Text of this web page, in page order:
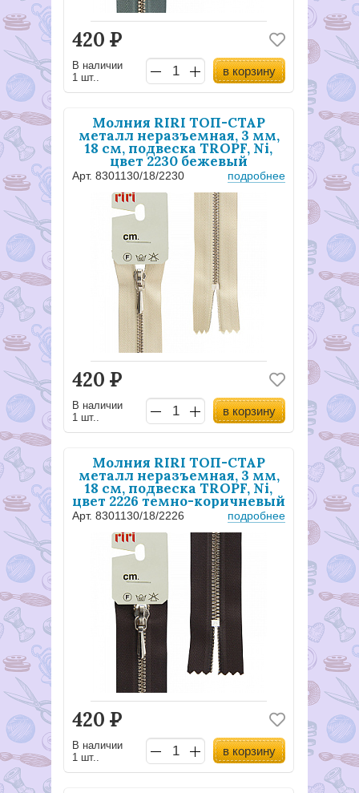
420 Р
В наличии
1 шт..
в корзину
Молния RIRI ТОП-СТАР
металл неразъемная, 3 мм,
18 см, подвеска TROPF, Ni,
цвет 2230 бежевый
Арт. 8301130/18/2230 подробнее
420 Р
В наличии
1 шт..
в корзину
Молния RIRI ТОП-СТАР
металл неразъемная, 3 мм,
18 см, подвеска TROPF, Ni,
цвет 2226 темно-коричневый
Арт. 8301130/18/2226 подробнее
420 Р
В наличии
1 шт..
в корзину